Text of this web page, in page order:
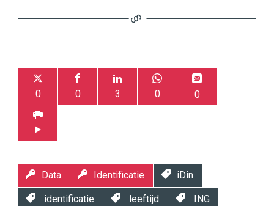
0 0 3 0 0
Data Identificatie iDin
identificatie leeftijd ING